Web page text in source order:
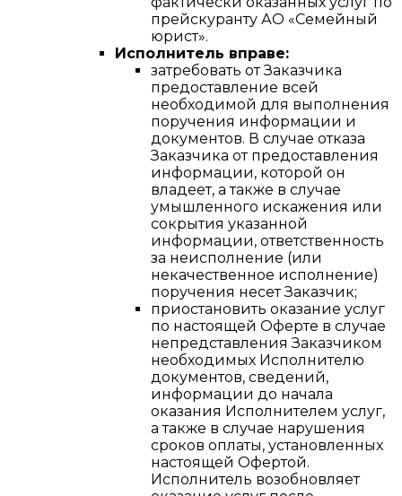
прейскуранту АО «Семейный
юрист».
Исполнитель вправе:
затребовать от Заказчика
предоставление всей
необходимой для выполнения
поручения информации и
документов. В случае отказа
Заказчика от предоставления
информации, которой он
владеет, а также в случае
умышленного искажения или
сокрытия указанной
информации, ответственность
за неисполнение (или
некачественное исполнение)
поручения несет Заказчик;
приостановить оказание услуг
по настоящей Оферте в случае
непредставления Заказчиком
необходимых Исполнителю
документов, сведений,
информации до начала
оказания Исполнителем услуг,
а также в случае нарушения
сроков оплаты, установленных
настоящей Офертой.
Исполнитель возобновляет